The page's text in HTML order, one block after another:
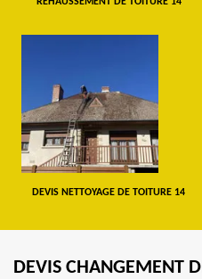
DEVIS NETTOYAGE DE TOITURE 14
DEVIS CHANGEMENT